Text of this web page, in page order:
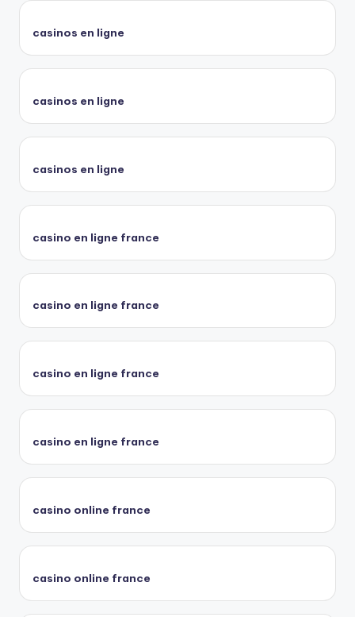
casinos en ligne
casinos en ligne
casinos en ligne
casino en ligne france
casino en ligne france
casino en ligne france
casino en ligne france
casino online france
casino online france